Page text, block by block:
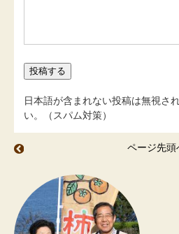
日本語が含まれない投稿は無視さ
い。（スパム対策）
ページ先頭